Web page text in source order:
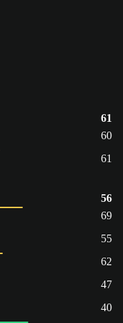
61
60
61
56
69
55
62
47
40